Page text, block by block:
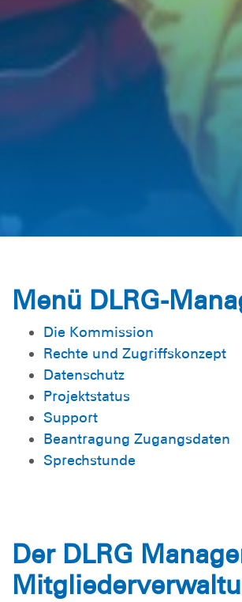
Menü DLRG-
Die Kommission
Rechte und Zugriffskonzept
Datenschutz
Projektstatus
Support
Beantragung Zugangsdaten
Sprechstunde
Der DLRG